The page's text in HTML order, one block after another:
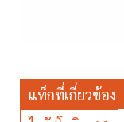
แท็กที่เกี่ยวข้อง